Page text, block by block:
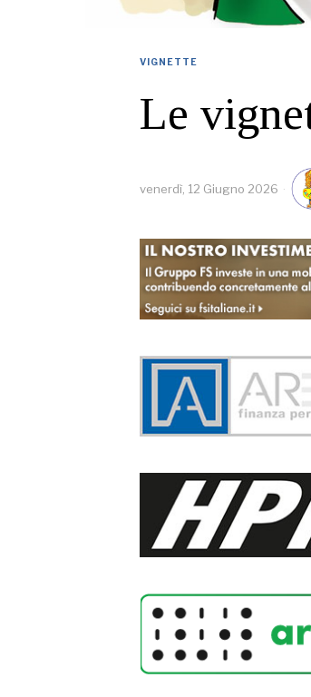
VIGNETTE
Le
venerdì, 12 Giugno 2026